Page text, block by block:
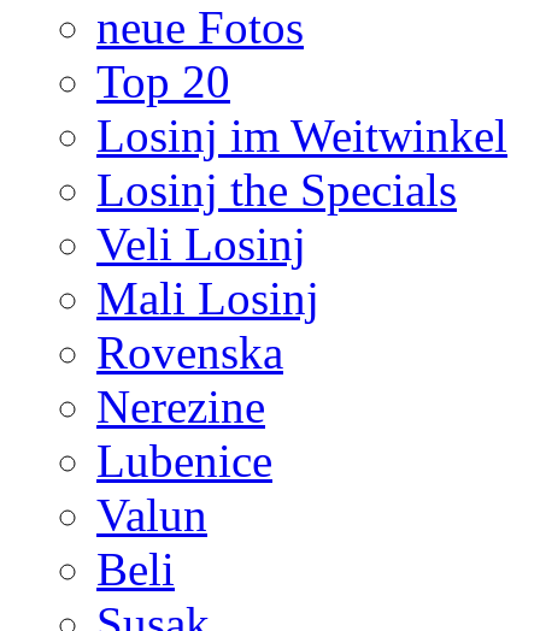
neue Fotos
Top 20
Losinj im Weitwinkel
Losinj the Specials
Veli Losinj
Mali Losinj
Rovenska
Nerezine
Lubenice
Valun
Beli